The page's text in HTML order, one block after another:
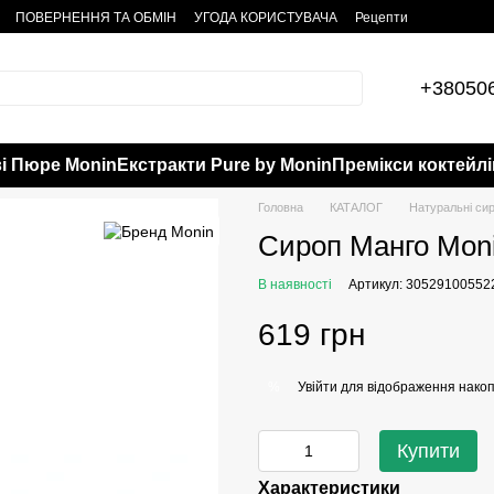
ПОВЕРНЕННЯ ТА ОБМІН УГОДА КОРИСТУВАЧА Рецепти
Пюре Monin Екстракти Pure by Monin Премікси
Головна КАТАЛОГ Натуральні
Сироп Манго
В наявності Артикул:
619 грн
Увійти для відображення
Купити
Характеристики